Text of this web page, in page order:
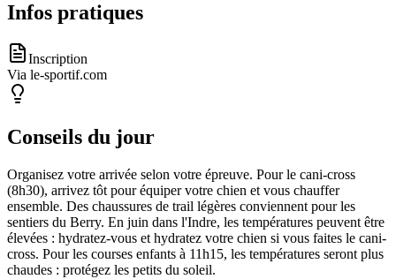
Infos pratiques
Inscription
Via le-sportif.com
Conseils du jour
Organisez votre arrivée selon votre épreuve. Pour le cani-cross
(8h30), arrivez tôt pour équiper votre chien et vous chauffer
ensemble. Des chaussures de trail légères conviennent pour les
sentiers du Berry. En juin dans l'Indre, les températures peuvent être
élevées : hydratez-vous et hydratez votre chien si vous faites le cani-
cross. Pour les courses enfants à 11h15, les températures seront plus
chaudes : protégez les petits du soleil.